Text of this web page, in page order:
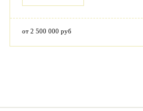
от 2 500 000 руб